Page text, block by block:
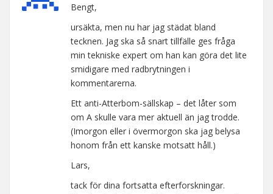
Bengt,
ursäkta, men nu har jag städat bland
tecknen. Jag ska så snart tillfälle ges fråga
min tekniske expert om han kan göra det lite
smidigare med radbrytningen i
kommentarerna.
Ett anti-Atterbom-sällskap – det låter som
om A skulle vara mer aktuell än jag trodde.
(Imorgon eller i övermorgon ska jag belysa
honom från ett kanske motsatt håll.)
Lars,
tack för dina fortsatta efterforskningar.